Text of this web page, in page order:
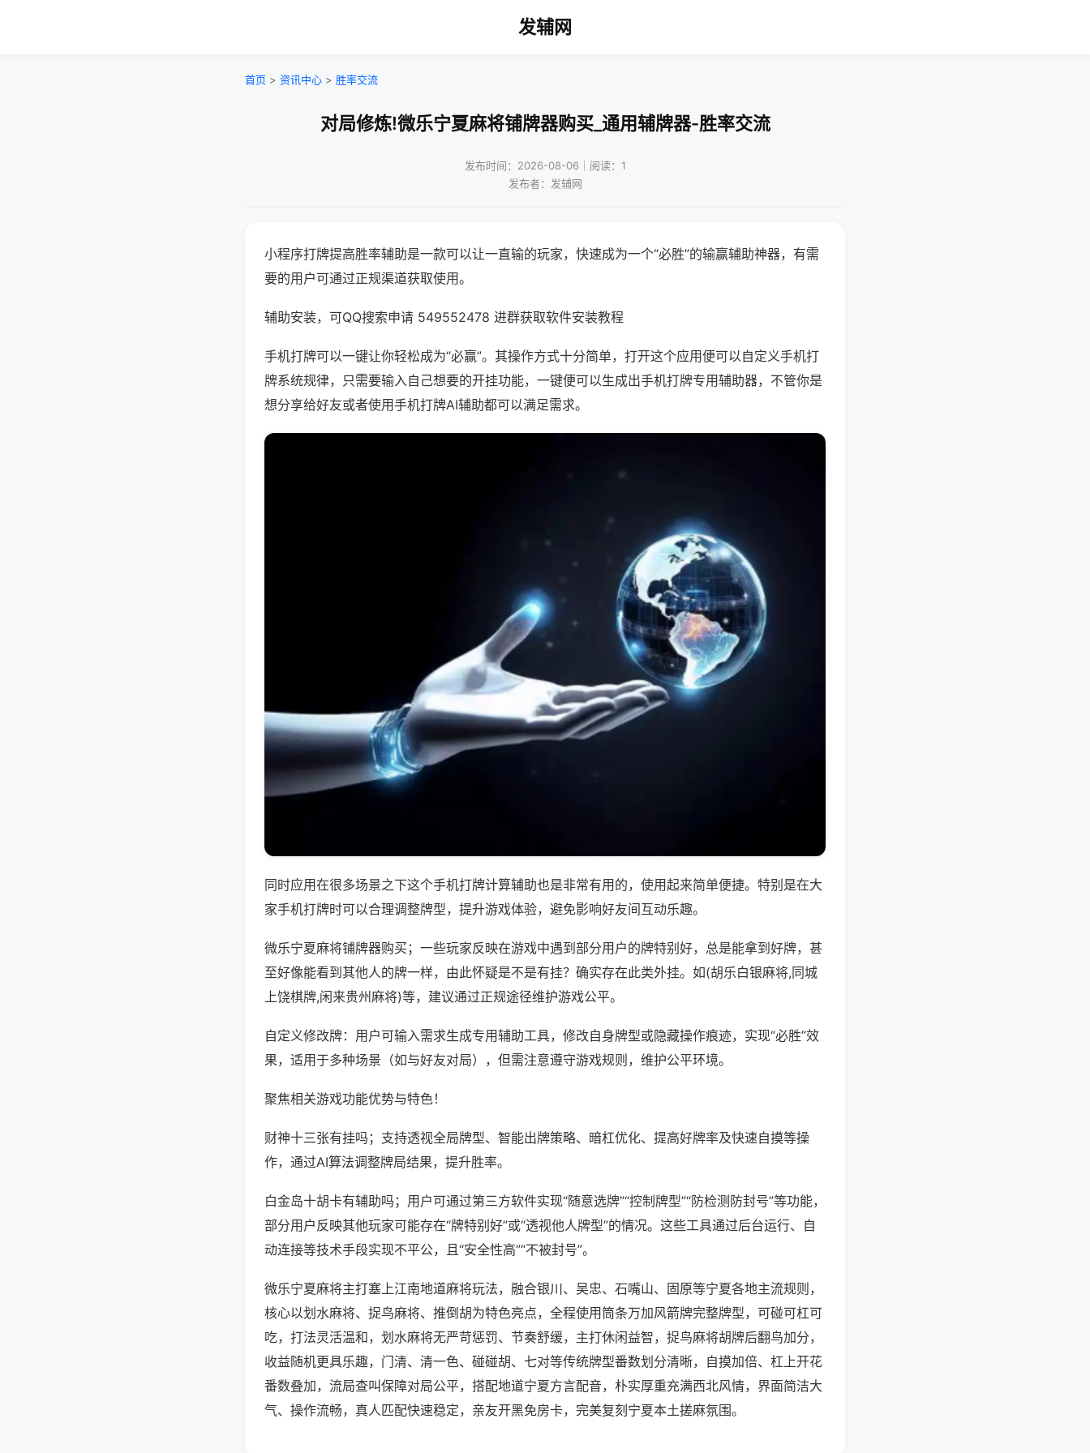
发辅网
首页 > 资讯中心 > 胜率交流
对局修炼!微乐宁夏麻将铺牌器购买_通用辅牌器-胜率交流
发布时间：2026-08-06｜阅读：1
发布者：发辅网
小程序打牌提高胜率辅助是一款可以让一直输的玩家，快速成为一个“必胜”的输赢辅助神器，有需
要的用户可通过正规渠道获取使用。
辅助安装，可QQ搜索申请 549552478 进群获取软件安装教程
手机打牌可以一键让你轻松成为“必赢”。其操作方式十分简单，打开这个应用便可以自定义手机打
牌系统规律，只需要输入自己想要的开挂功能，一键便可以生成出手机打牌专用辅助器，不管你是
想分享给好友或者使用手机打牌AI辅助都可以满足需求。
同时应用在很多场景之下这个手机打牌计算辅助也是非常有用的，使用起来简单便捷。特别是在大
家手机打牌时可以合理调整牌型，提升游戏体验，避免影响好友间互动乐趣。
微乐宁夏麻将铺牌器购买；一些玩家反映在游戏中遇到部分用户的牌特别好，总是能拿到好牌，甚
至好像能看到其他人的牌一样，由此怀疑是不是有挂？确实存在此类外挂。如(胡乐白银麻将,同城
上饶棋牌,闲来贵州麻将)等，建议通过正规途径维护游戏公平。
自定义修改牌：用户可输入需求生成专用辅助工具，修改自身牌型或隐藏操作痕迹，实现“必胜”效
果，适用于多种场景（如与好友对局），但需注意遵守游戏规则，维护公平环境。
聚焦相关游戏功能优势与特色！
财神十三张有挂吗；支持透视全局牌型、智能出牌策略、暗杠优化、提高好牌率及快速自摸等操
作，通过AI算法调整牌局结果，提升胜率。
白金岛十胡卡有辅助吗；用户可通过第三方软件实现“随意选牌”“控制牌型”“防检测防封号”等功能，
部分用户反映其他玩家可能存在“牌特别好”或“透视他人牌型”的情况。这些工具通过后台运行、自
动连接等技术手段实现不平公，且“安全性高”“不被封号”。
微乐宁夏麻将主打塞上江南地道麻将玩法，融合银川、吴忠、石嘴山、固原等宁夏各地主流规则，
核心以划水麻将、捉鸟麻将、推倒胡为特色亮点，全程使用筒条万加风箭牌完整牌型，可碰可杠可
吃，打法灵活温和，划水麻将无严苛惩罚、节奏舒缓，主打休闲益智，捉鸟麻将胡牌后翻鸟加分，
收益随机更具乐趣，门清、清一色、碰碰胡、七对等传统牌型番数划分清晰，自摸加倍、杠上开花
番数叠加，流局查叫保障对局公平，搭配地道宁夏方言配音，朴实厚重充满西北风情，界面简洁大
气、操作流畅，真人匹配快速稳定，亲友开黑免房卡，完美复刻宁夏本土搓麻氛围。